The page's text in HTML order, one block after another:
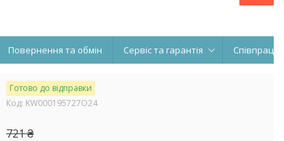
Повернення та обмін Сервіс та гарантія Співпраця
Готово до відправки
Код: KW000195727O24
721 ₴